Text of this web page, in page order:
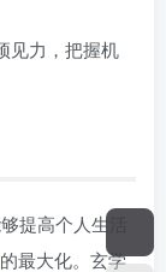
见力，把握机
提高个人生活
最大化。玄学